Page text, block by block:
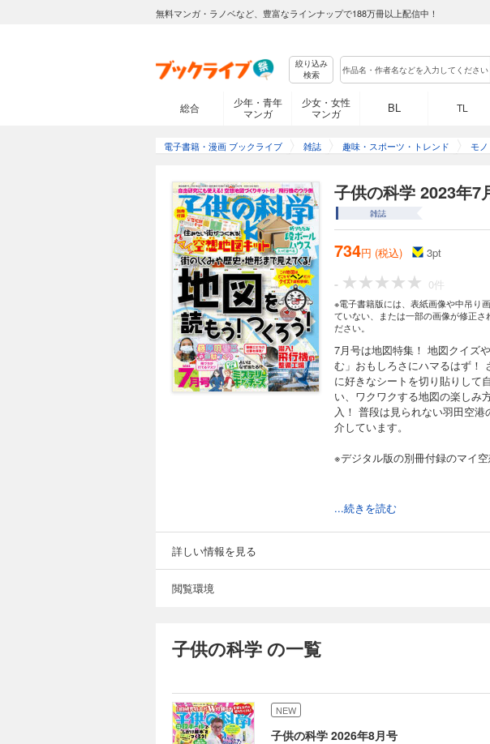
無料マンガ・ラノベなど、豊富なラインナップで188万冊以上配信中！
絞り込み
検索
総合
少年・青年
マンガ
少女・女性
マンガ
BL TL
電子書籍・漫画 ブックライブ 雑誌 趣味・スポーツ・トレンド モ
子供の科学 2023年7
雑誌
734円 (税込) 3pt
- 0件
※電子書籍版には、表紙画像や中吊り
ていない、または一部の画像が修正
ださい。
7月号は地図特集！ 地図クイズ
む」おもしろさにハマるはず！
に好きなシートを切り貼りして
い、ワクワクする地図の楽しみ
入！ 普段は見られない羽田空
介しています。
※デジタル版の別冊付録のマイ
Pick Up！/40年越しのめぐりあ
コカトピ!
なぜ？ なぜ？ どうして？
...続きを読む
詳しい情報を見る
閲覧環境
子供の科学 の一覧
NEW
子供の科学 2026年8月号